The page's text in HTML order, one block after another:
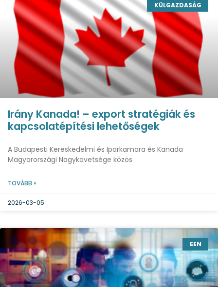
KÜLGAZDASÁG
Irány Kanada! – export stratégiák és
kapcsolatépítési lehetőségek
A Budapesti Kereskedelmi és Iparkamara és Kanada
Magyarországi Nagykövetsége közös
TOVÁBB »
2026-03-05
EEN